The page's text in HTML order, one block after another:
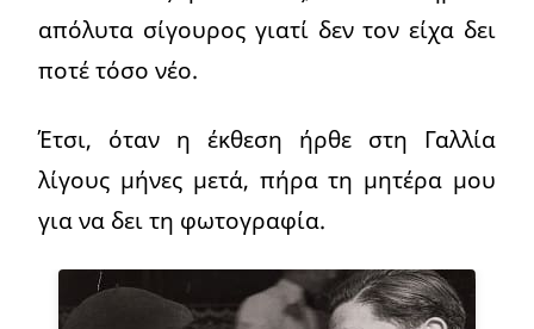
απόλυτα σίγουρος γιατί δεν τον είχα δει
ποτέ τόσο νέο.
Έτσι, όταν η έκθεση ήρθε στη Γαλλία
λίγους μήνες μετά, πήρα τη μητέρα μου
για να δει τη φωτογραφία.